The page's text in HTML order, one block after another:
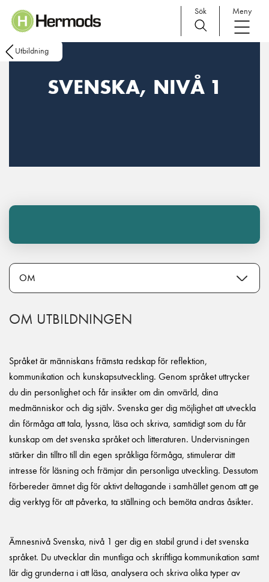
Main Navigation
Sök Meny
Utbildning
SVENSKA, NIVÅ 1
OM UTBILDNINGEN
Språket är människans främsta redskap för reflektion,
kommunikation och kunskapsutveckling. Genom språket uttrycker
du din personlighet och får insikter om din omvärld, dina
medmänniskor och dig själv. Svenska ger dig möjlighet att utveckla
din förmåga att tala, lyssna, läsa och skriva, samtidigt som du får
kunskap om det svenska språket och litteraturen. Undervisningen
stärker din tilltro till din egen språkliga förmåga, stimulerar ditt
intresse för läsning och främjar din personliga utveckling. Dessutom
förbereder ämnet dig för aktivt deltagande i samhället genom att ge
dig verktyg för att påverka, ta ställning och bemöta andras åsikter.
Ämnesnivå Svenska, nivå 1 ger dig en stabil grund i det svenska
språket. Du utvecklar din muntliga och skriftliga kommunikation samt
lär dig grunderna i att läsa, analysera och skriva olika typer av